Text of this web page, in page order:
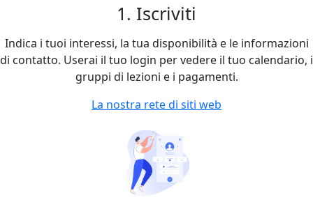
1. Iscriviti
Indica i tuoi interessi, la tua disponibilità e le informazioni
di contatto. Userai il tuo login per vedere il tuo calendario, i
gruppi di lezioni e i pagamenti.
La nostra rete di siti web